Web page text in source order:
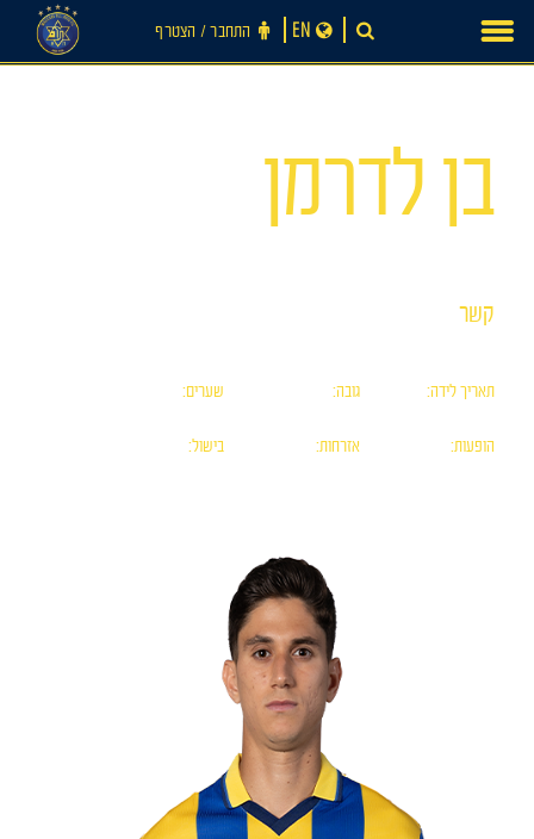
חדשות
content
התחבר ‪/‬ הצטרף EN
בן לדרמן
קשר
תאריך לידה: גובה: שערים:
הופעות: אזרחות: בישול: